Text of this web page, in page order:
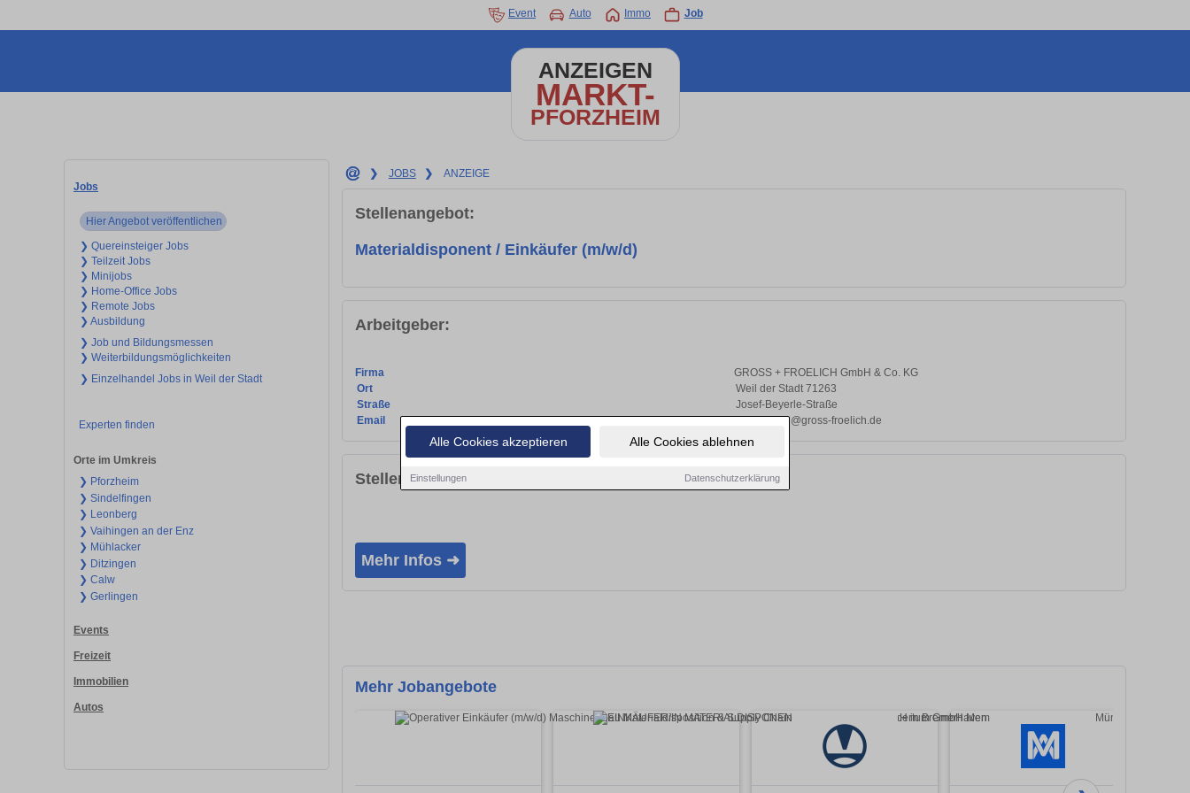
Alle Cookies akzeptieren Alle Cookies ablehnen
Einstellungen Datenschutzerklärung
Event Auto Immo Job
ANZEIGEN
MARKT-
PFORZHEIM
Jobs
Hier Angebot veröffentlichen
❯ Quereinsteiger Jobs
❯ Teilzeit Jobs
❯ Minijobs
❯ Home-Office Jobs
❯ Remote Jobs
❯ Ausbildung
❯ Job und Bildungsmessen
❯ Weiterbildungsmöglichkeiten
❯ Einzelhandel Jobs in Weil der Stadt
Experten finden
Orte im Umkreis
❯ Pforzheim
❯ Sindelfingen
❯ Leonberg
❯ Vaihingen an der Enz
❯ Mühlacker
❯ Ditzingen
❯ Calw
❯ Gerlingen
Events
Freizeit
Immobilien
Autos
❯ JOBS ❯ ANZEIGE
Stellenangebot:
Materialdisponent / Einkäufer (m/w/d)
Arbeitgeber:
Firma
GROSS + FROELICH GmbH & Co. KG
Ort
Weil der Stadt 71263
Straße
Josef-Beyerle-Straße
Email
bewerbung@gross-froelich.de
Stellenbeschreibung:
Mehr Infos ➜
Mehr Jobangebote